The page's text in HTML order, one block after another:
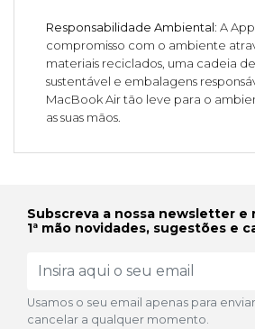
Responsabilidade Ambiental: A
compromisso com o ambiente
materiais reciclados, uma cadeia
sustentável e embalagens
MacBook Air tão leve para o
as suas mãos.
Subscreva a nossa newsletter e
1ª mão novidades, sugestões e
Usamos o seu email apenas para
cancelar a qualquer momento.